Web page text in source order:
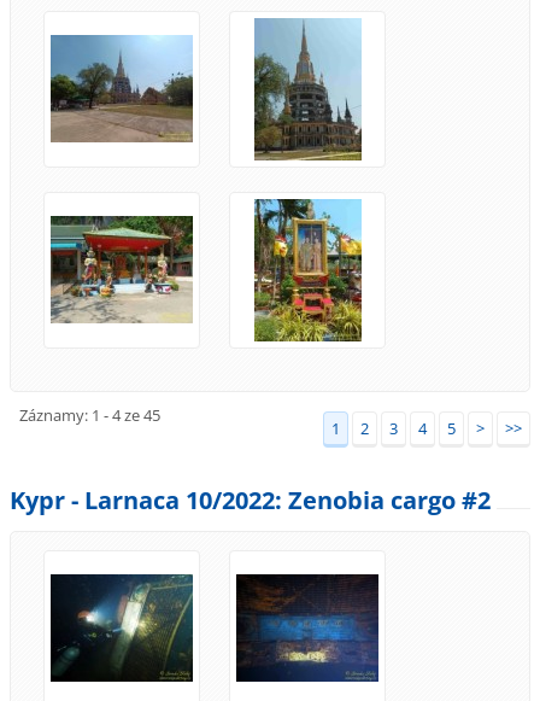
Záznamy: 1 - 4 ze 45
1 2 3 4 5 > >>
Kypr - Larnaca 10/2022: Zenobia cargo #2